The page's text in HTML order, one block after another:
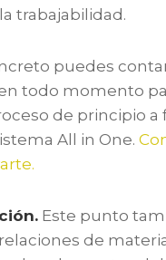
trabajabilidad.
puedes
todo momento
de principio a
All in One.
Este punto
de